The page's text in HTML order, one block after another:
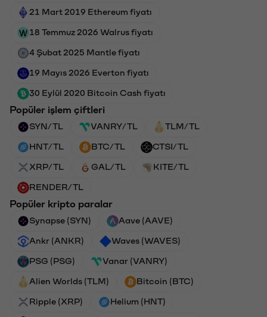
21 Mart 2019 Ethereum fiyatı
18 Temmuz 2026 Walrus fiyatı
4 Şubat 2025 Mantle fiyatı
19 Mayıs 2026 Everton fiyatı
30 Eylül 2020 Bitcoin Cash fiyatı
Popüler işlem çiftleri
SYN/TL VANRY/TL TLM/TL
HNT/TL BTC/TL CTSI/TL
XRP/TL GAL/TL KITE/TL
RENDER/TL
Popüler kripto paralar
Synapse (SYN) Aave (AAVE)
Ankr (ANKR) Waves (WAVES)
PSG (PSG) Vanar (VANRY)
Alien Worlds (TLM) Bitcoin (BTC)
Ripple (XRP) Helium (HNT)